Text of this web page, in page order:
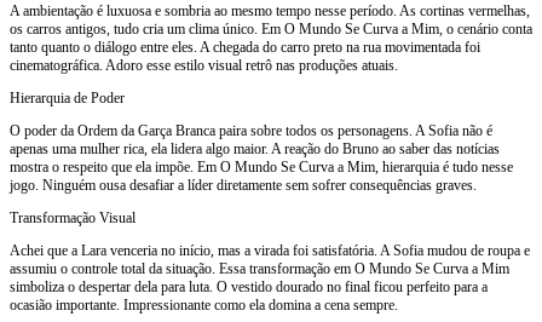
A ambientação é luxuosa e sombria ao mesmo tempo nesse período. As cortinas vermelhas,
os carros antigos, tudo cria um clima único. Em O Mundo Se Curva a Mim, o cenário conta
tanto quanto o diálogo entre eles. A chegada do carro preto na rua movimentada foi
cinematográfica. Adoro esse estilo visual retrô nas produções atuais.
Hierarquia de Poder
O poder da Ordem da Garça Branca paira sobre todos os personagens. A Sofia não é
apenas uma mulher rica, ela lidera algo maior. A reação do Bruno ao saber das notícias
mostra o respeito que ela impõe. Em O Mundo Se Curva a Mim, hierarquia é tudo nesse
jogo. Ninguém ousa desafiar a líder diretamente sem sofrer consequências graves.
Transformação Visual
Achei que a Lara venceria no início, mas a virada foi satisfatória. A Sofia mudou de roupa e
assumiu o controle total da situação. Essa transformação em O Mundo Se Curva a Mim
simboliza o despertar dela para luta. O vestido dourado no final ficou perfeito para a
ocasião importante. Impressionante como ela domina a cena sempre.